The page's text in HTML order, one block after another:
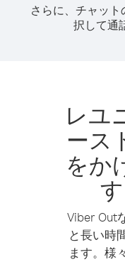
さらに、チャッ
択して通
レユ
ース
をか
Viber Out
と長い時
ます。様